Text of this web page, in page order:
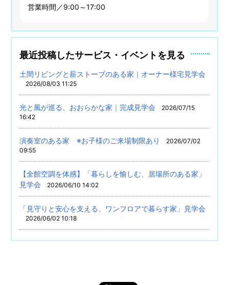
営業時間／9:00～17:00
最近投稿したサービス・イベントを見る
土間リビングと薪ストーブのある家｜オーナー様宅見学会
2026/08/03 11:25
光と風が巡る、おおらかな家｜完成見学会
2026/07/15
16:42
演奏室のある家 ※お子様のご来場制限あり
2026/07/02
09:55
【全館空調を体感】「暮らしを愉しむ、居場所のある家」
見学会
2026/06/10 14:02
「見守りと安心を支える、ワンフロアで暮らす家」見学会
2026/06/02 10:18